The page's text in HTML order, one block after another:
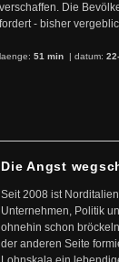
verschaffen. Die
fordert - bisher
laenge: 51 min | datum:
Die Angst
Seit 2008 ist
Unternehmen, Politik
ohnehin schon
der anderen Seite